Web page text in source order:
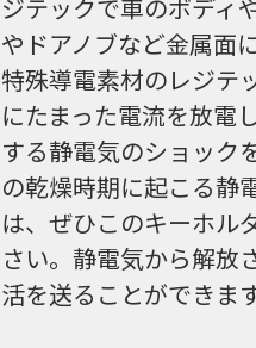
ジテックで車のボディ
やドアノブなど金属面
特殊導電素材のレジテ
にたまった電流を放電
する静電気のショック
の乾燥時期に起こる静
は、ぜひこのキーホル
さい。静電気から解放
活を送ることができま